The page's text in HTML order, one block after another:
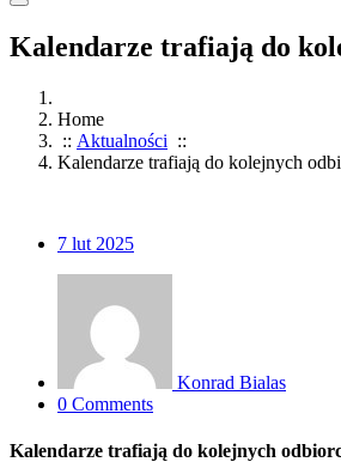
Kalendarze trafiają do
Home
:: Aktualności ::
Kalendarze trafiają do kolejnych
7 lut 2025
Konrad Bialas
0 Comments
Kalendarze trafiają do kolejnych